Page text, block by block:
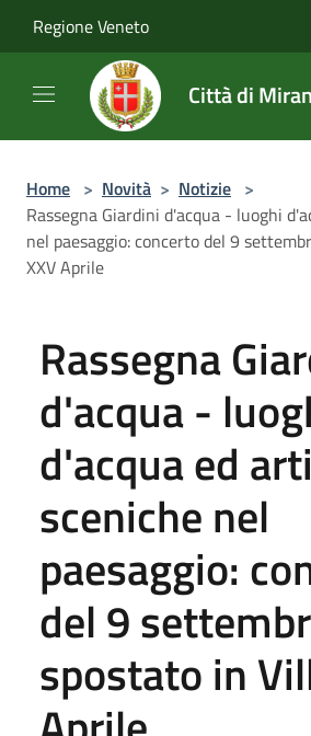
Regione Veneto
Città di
Home > Novità > Notizie >
Rassegna Giardini d'acqua - luoghi
nel paesaggio: concerto del 9
XXV Aprile
Rassegna
d'acqua -
d'acqua ed arti
sceniche nel
paesaggio:
del 9
spostato in